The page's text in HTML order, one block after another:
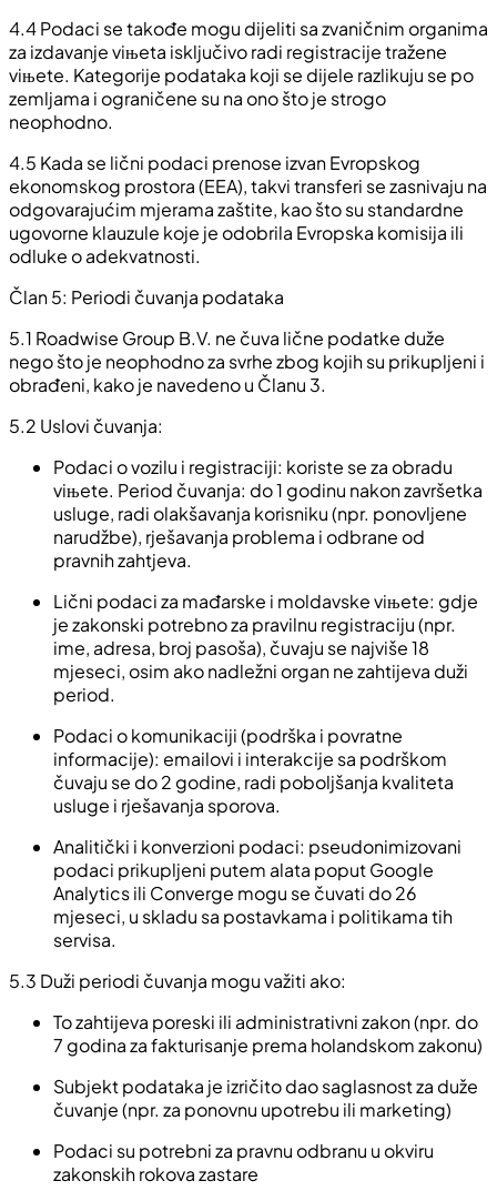
4.4 Podaci se takođe mogu dijeliti sa zvaničnim organima
za izdavanje viњeta isključivo radi registracije tražene
viњete. Kategorije podataka koji se dijele razlikuju se po
zemljama i ograničene su na ono što je strogo
neophodno.
4.5 Kada se lični podaci prenose izvan Evropskog
ekonomskog prostora (EEA), takvi transferi se zasnivaju na
odgovarajućim mjerama zaštite, kao što su standardne
ugovorne klauzule koje je odobrila Evropska komisija ili
odluke o adekvatnosti.
Član 5: Periodi čuvanja podataka
5.1 Roadwise Group B.V. ne čuva lične podatke duže
nego što je neophodno za svrhe zbog kojih su prikupljeni i
obrađeni, kako je navedeno u Članu 3.
5.2 Uslovi čuvanja:
Podaci o vozilu i registraciji: koriste se za obradu
viњete. Period čuvanja: do 1 godinu nakon završetka
usluge, radi olakšavanja korisniku (npr. ponovljene
narudžbe), rješavanja problema i odbrane od
pravnih zahtjeva.
Lični podaci za mađarske i moldavske viњete: gdje
je zakonski potrebno za pravilnu registraciju (npr.
ime, adresa, broj pasoša), čuvaju se najviše 18
mjeseci, osim ako nadležni organ ne zahtijeva duži
period.
Podaci o komunikaciji (podrška i povratne
informacije): emailovi i interakcije sa podrškom
čuvaju se do 2 godine, radi poboljšanja kvaliteta
usluge i rješavanja sporova.
Analitički i konverzioni podaci: pseudonimizovani
podaci prikupljeni putem alata poput Google
Analytics ili Converge mogu se čuvati do 26
mjeseci, u skladu sa postavkama i politikama tih
servisa.
5.3 Duži periodi čuvanja mogu važiti ako:
To zahtijeva poreski ili administrativni zakon (npr. do
7 godina za fakturisanje prema holandskom zakonu)
Subjekt podataka je izričito dao saglasnost za duže
čuvanje (npr. za ponovnu upotrebu ili marketing)
Podaci su potrebni za pravnu odbranu u okviru
zakonskih rokova zastare